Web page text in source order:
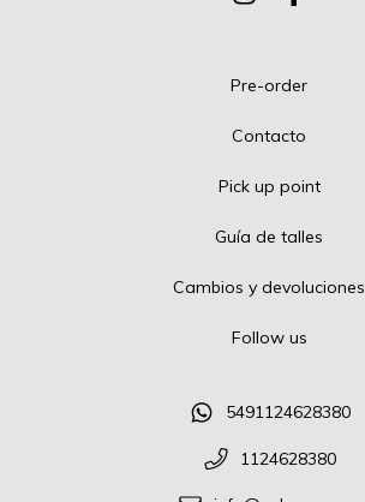
Pre-order
Contacto
Pick up point
Guía de talles
Cambios y devoluciones
Follow us
5491124628380
1124628380